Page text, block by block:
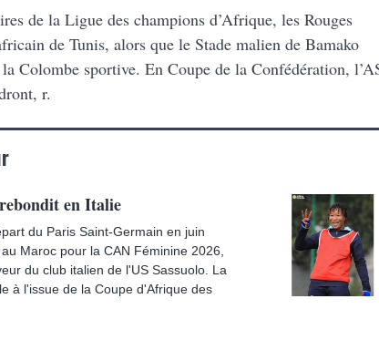
de la Ligue des champions d’Afrique, les Rouges
de Tunis, alors que le Stade malien de Bamako
Colombe sportive. En Coupe de la Confédération,
r.
en Italie
du Paris Saint-Germain en juin
Maroc pour la CAN Féminine 2026,
du club italien de l'US Sassuolo. La
à l'issue de la Coupe d'Afrique des